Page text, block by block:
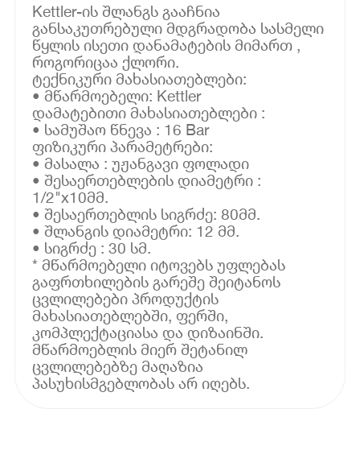
Kettler-ის შლანგს გააჩნია
განსაკუთრებული მდგრადობა სასმელი
წყლის ისეთი დანამატების მიმართ ,
როგორიცაა ქლორი.
ტექნიკური მახასიათებლები:
• მწარმოებელი: Kettler
დამატებითი მახასიათებლები :
• სამუშაო წნევა : 16 Bar
ფიზიკური პარამეტრები:
• მასალა : უჟანგავი ფოლადი
• შესაერთებლების დიამეტრი :
1/2"x10მმ.
• შესაერთებლის სიგრძე: 80მმ.
• შლანგის დიამეტრი: 12 მმ.
• სიგრძე : 30 სმ.
* მწარმოებელი იტოვებს უფლებას
გაფრთხილების გარეშე შეიტანოს
ცვლილებები პროდუქტის
მახასიათებლებში, ფერში,
კომპლექტაციასა და დიზაინში.
მწარმოებლის მიერ შეტანილ
ცვლილებებზე მაღაზია
პასუხისმგებლობას არ იღებს.